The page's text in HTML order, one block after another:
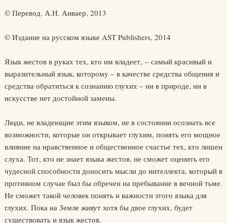
© Перевод. А.Н. Анваер, 2013
© Издание на русском языке AST Publishers, 2014
Язык жестов в руках тех, кто им владеет, – самый красивый и
выразительный язык, которому – в качестве средства общения и
средства обратиться к сознанию глухих – ни в природе, ни в
искусстве нет достойной замены.
Люди, не владеющие этим языком, не в состоянии осознать все
возможности, которые он открывает глухим, понять его мощное
влияние на нравственное и общественное счастье тех, кто лишен
слуха. Тот, кто не знает языка жестов, не сможет оценить его
чудесной способности доносить мысли до интеллекта, который в
противном случае был бы обречен на пребывание в вечной тьме.
Не сможет такой человек понять и важности этого языка для
глухих. Пока на Земле живут хотя бы двое глухих, будет
существовать и язык жестов.